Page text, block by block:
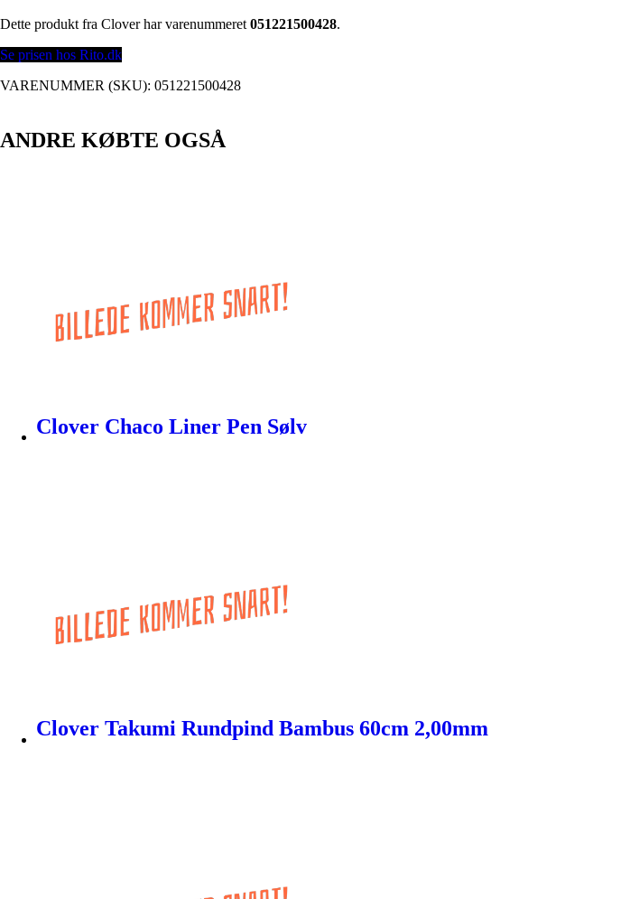
Dette produkt fra Clover har varenummeret 051221500428.
Se prisen hos Rito.dk
VARENUMMER (SKU): 051221500428
ANDRE KØBTE OGSÅ
Clover Chaco Liner Pen Sølv
Clover Takumi Rundpind Bambus 60cm 2,00mm